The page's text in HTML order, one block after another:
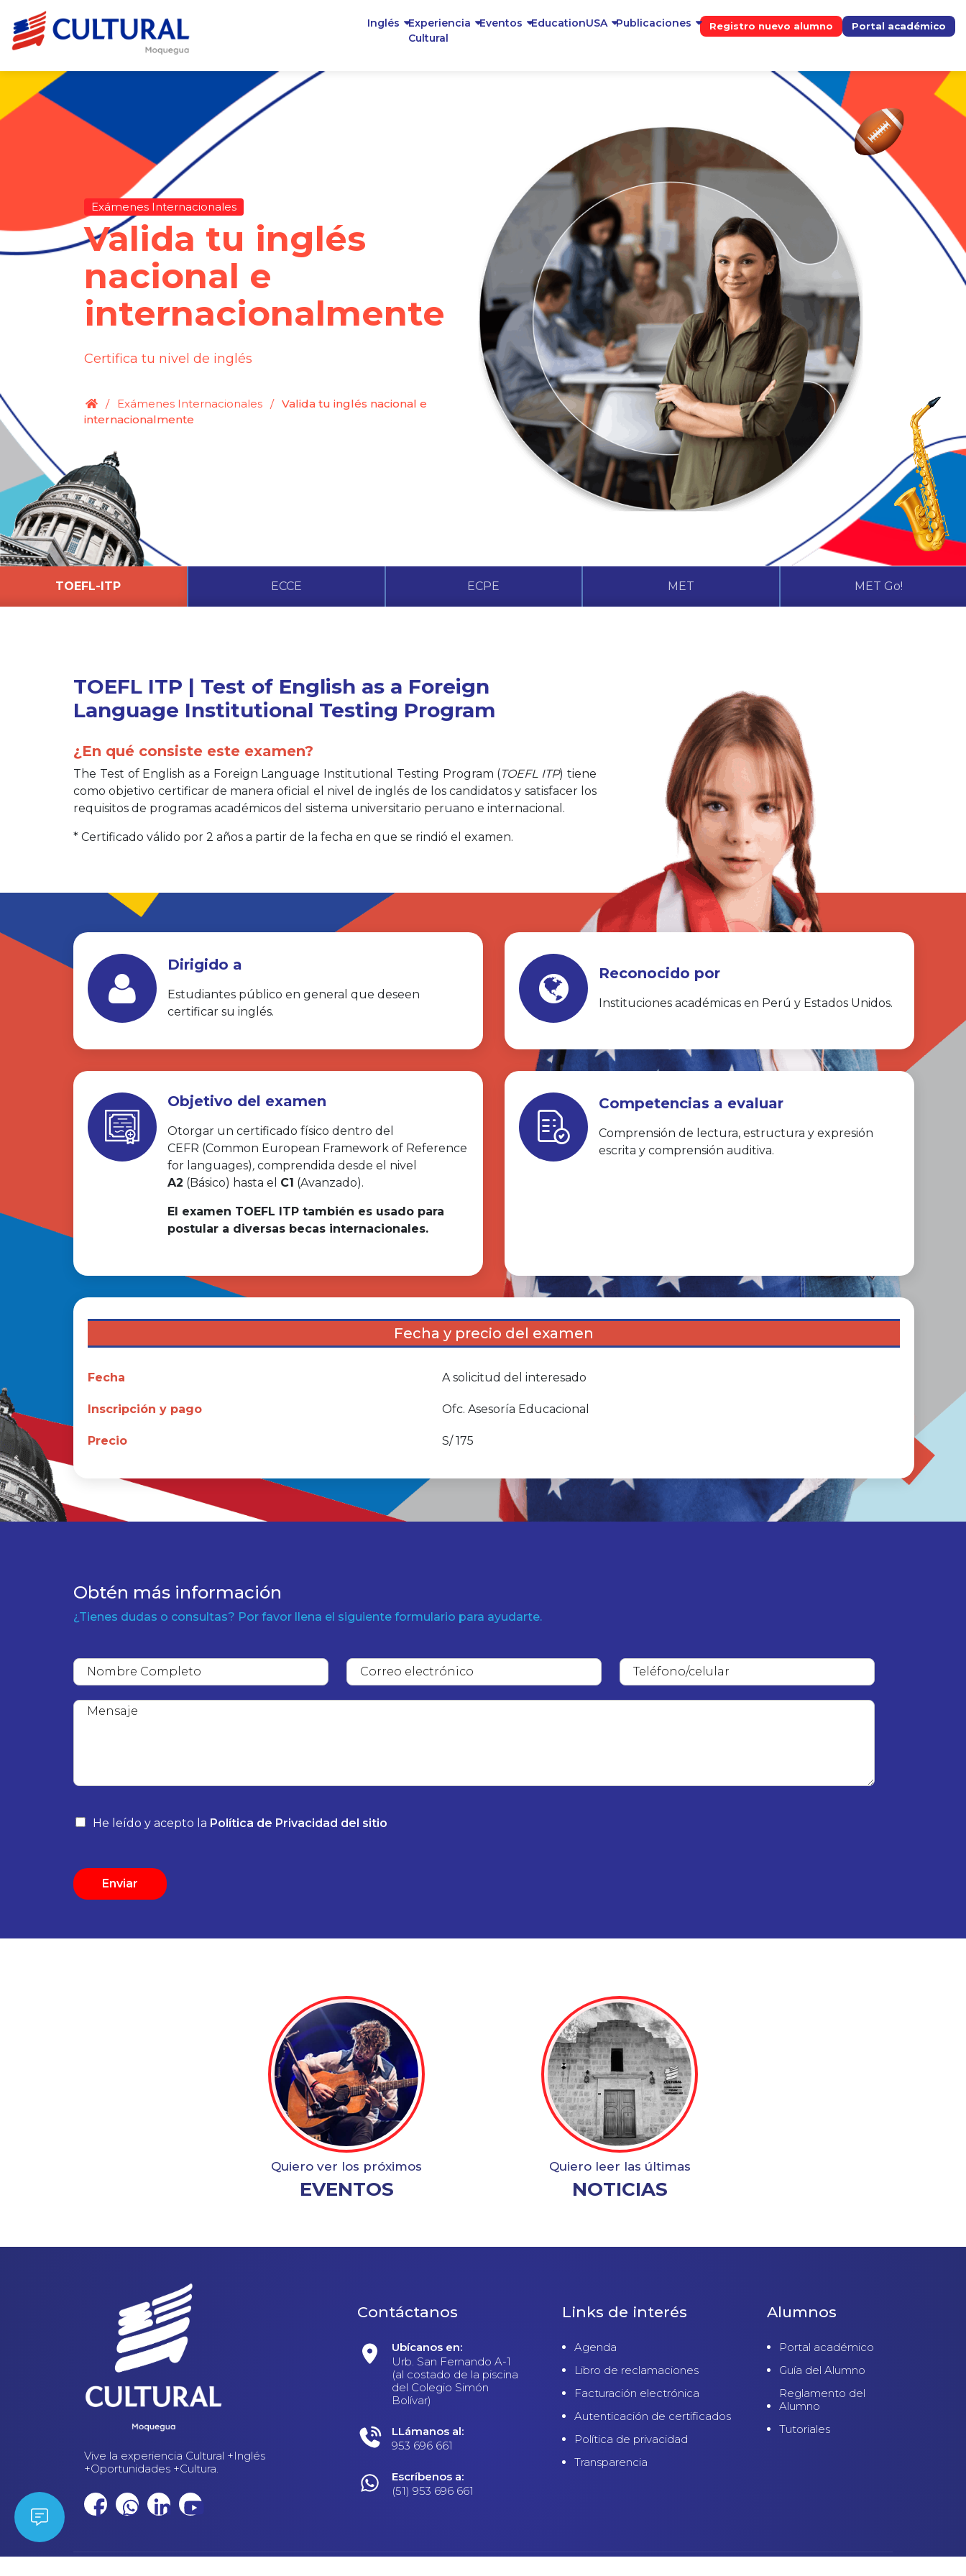
Inglés
Experiencia
Cultural
Eventos EducationUSA Publicaciones Registro nuevo alumno Portal académico
Exámenes Internacionales
Valida tu inglés
nacional e
internacionalmente
Certifica tu nivel de inglés
. / Exámenes Internacionales / Valida tu inglés nacional e
internacionalmente
TOEFL-ITP ECCE ECPE MET MET Go!
TOEFL ITP | Test of English as a Foreign
Language Institutional Testing Program
¿En qué consiste este examen?
The Test of English as a Foreign Language Institutional Testing Program (TOEFL ITP) tiene
como objetivo certificar de manera oficial el nivel de inglés de los candidatos y satisfacer los
requisitos de programas académicos del sistema universitario peruano e internacional.
* Certificado válido por 2 años a partir de la fecha en que se rindió el examen.
Dirigido a
Estudiantes público en general que deseen
certificar su inglés.
Reconocido por
Instituciones académicas en Perú y Estados Unidos.
Objetivo del examen
Otorgar un certificado físico dentro del
CEFR (Common European Framework of Reference
for languages), comprendida desde el nivel
A2 (Básico) hasta el C1 (Avanzado).
El examen TOEFL ITP también es usado para
postular a diversas becas internacionales.
Competencias a evaluar
Comprensión de lectura, estructura y expresión
escrita y comprensión auditiva.
Fecha y precio del examen
Fecha A solicitud del interesado
Inscripción y pago Ofc. Asesoría Educacional
Precio S/ 175
Obtén más información
¿Tienes dudas o consultas? Por favor llena el siguiente formulario para ayudarte.
He leído y acepto la Política de Privacidad del sitio
Enviar
Quiero ver los próximos
EVENTOS
Quiero leer las últimas
NOTICIAS
Vive la experiencia Cultural +Inglés
+Oportunidades +Cultura.
Contáctanos
Ubícanos en:
Urb. San Fernando A-1
(al costado de la piscina
del Colegio Simón
Bolívar)
LLámanos al:
953 696 661
Escríbenos a:
(51) 953 696 661
Links de interés
Agenda
Libro de reclamaciones
Facturación electrónica
Autenticación de certificados
Política de privacidad
Transparencia
Alumnos
Portal académico
Guía del Alumno
Reglamento del
Alumno
Tutoriales